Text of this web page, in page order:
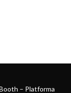
– Platforma